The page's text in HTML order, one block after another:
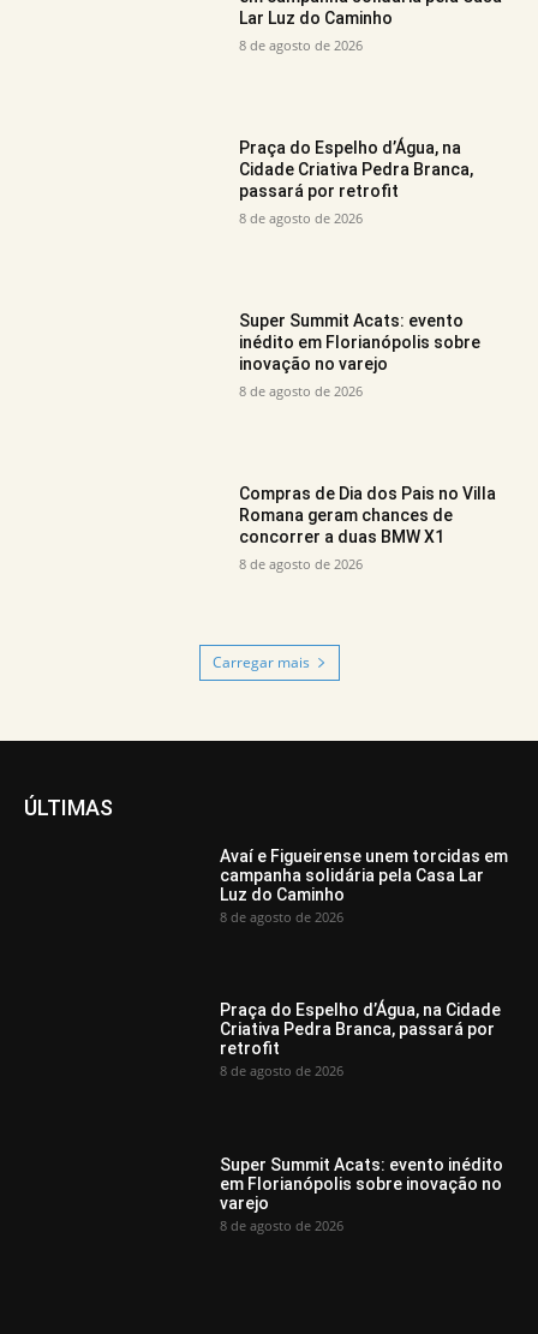
Lar Luz do Caminho
8 de agosto de 2026
Praça do Espelho d’Água, na
Cidade Criativa Pedra Branca,
passará por retrofit
8 de agosto de 2026
Super Summit Acats: evento
inédito em Florianópolis sobre
inovação no varejo
8 de agosto de 2026
Compras de Dia dos Pais no Villa
Romana geram chances de
concorrer a duas BMW X1
8 de agosto de 2026
Carregar mais
ÚLTIMAS
Avaí e Figueirense unem torcidas em
campanha solidária pela Casa Lar
Luz do Caminho
8 de agosto de 2026
Praça do Espelho d’Água, na Cidade
Criativa Pedra Branca, passará por
retrofit
8 de agosto de 2026
Super Summit Acats: evento inédito
em Florianópolis sobre inovação no
varejo
8 de agosto de 2026